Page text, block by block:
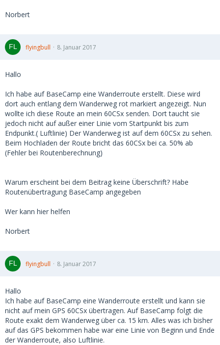
Norbert
flyingbull 8. Januar 2017
Hallo
Ich habe auf BaseCamp eine Wanderroute erstellt. Diese wird
dort auch entlang dem Wanderweg rot markiert angezeigt. Nun
wollte ich diese Route an mein 60CSx senden. Dort taucht sie
jedoch nicht auf außer einer Linie vom Startpunkt bis zum
Endpunkt.( Luftlinie) Der Wanderweg ist auf dem 60CSx zu sehen.
Beim Hochladen der Route bricht das 60CSx bei ca. 50% ab
(Fehler bei Routenberechnung)
Warum erscheint bei dem Beitrag keine Überschrift? Habe
Routenübertragung BaseCamp angegeben
Wer kann hier helfen
Norbert
flyingbull 8. Januar 2017
Hallo
Ich habe auf BaseCamp eine Wanderroute erstellt und kann sie
nicht auf mein GPS 60CSx übertragen. Auf BaseCamp folgt die
Route exakt dem Wanderweg über ca. 15 km. Alles was ich bisher
auf das GPS bekommen habe war eine Linie von Beginn und Ende
der Wanderroute, also Luftlinie.